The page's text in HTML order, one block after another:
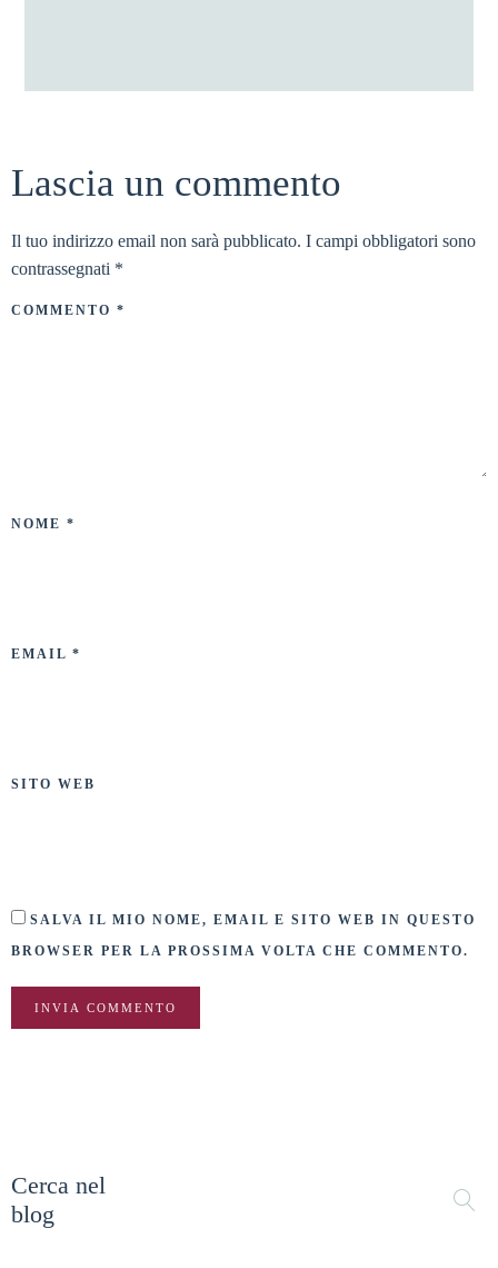
Lascia un commento
Il tuo indirizzo email non sarà pubblicato. I campi obbligatori sono
contrassegnati *
COMMENTO *
NOME *
EMAIL *
SITO WEB
SALVA IL MIO NOME, EMAIL E SITO WEB IN QUESTO
BROWSER PER LA PROSSIMA VOLTA CHE COMMENTO.
Cerca nel
blog